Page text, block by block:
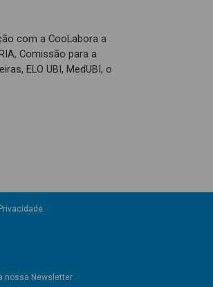
com a CooLabora a
Comissão para a
ELO UBI, MedUBI, o
nossa Newsletter